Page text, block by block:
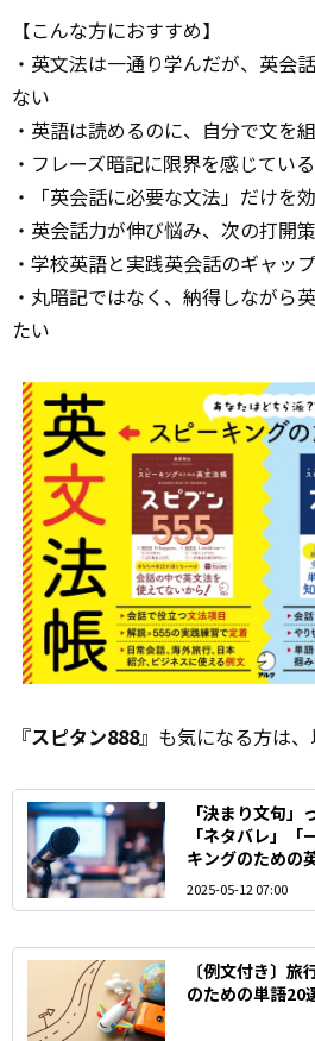
【こんな方におすすめ】
・英文法は一通り学んだが、英会
ない
・英語は読めるのに、自分で文を
・フレーズ暗記に限界を感じている
・「英会話に必要な文法」だけを
・英会話力が伸び悩み、次の打開
・学校英語と実践英会話のギャッ
・丸暗記ではなく、納得しながら
たい
『スピタン888』も気になる方は
「決まり文句」
「ネタバレ」
キングのための
2025-05-12 07:00
〔例文付き〕
のための単語20